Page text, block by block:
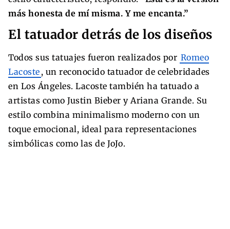
más honesta de mí misma. Y me encanta.”
El tatuador detrás de los diseños
Todos sus tatuajes fueron realizados por Romeo
Lacoste , un reconocido tatuador de celebridades
en Los Ángeles. Lacoste también ha tatuado a
artistas como Justin Bieber y Ariana Grande. Su
estilo combina minimalismo moderno con un
toque emocional, ideal para representaciones
simbólicas como las de JoJo.